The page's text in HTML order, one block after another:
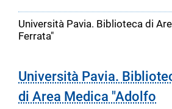
Università Pavia. Biblioteca di
Ferrata"
Università Pavia.
di Area Medica "Adolfo